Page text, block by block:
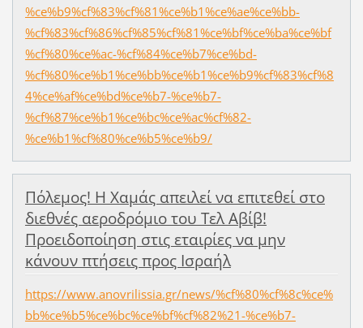
%ce%b9%cf%83%cf%81%ce%b1%ce%ae%ce%bb-
%cf%83%cf%86%cf%85%cf%81%ce%bf%ce%ba%ce%bf
%cf%80%ce%ac-%cf%84%ce%b7%ce%bd-
%cf%80%ce%b1%ce%bb%ce%b1%ce%b9%cf%83%cf%8
4%ce%af%ce%bd%ce%b7-%ce%b7-
%cf%87%ce%b1%ce%bc%ce%ac%cf%82-
%ce%b1%cf%80%ce%b5%ce%b9/
Πόλεμος! Η Χαμάς απειλεί να επιτεθεί στο
διεθνές αεροδρόμιο του Τελ Αβίβ!
Προειδοποίηση στις εταιρίες να μην
κάνουν πτήσεις προς Ισραήλ
https://www.anovrilissia.gr/news/%cf%80%cf%8c%ce%
bb%ce%b5%ce%bc%ce%bf%cf%82%21-%ce%b7-